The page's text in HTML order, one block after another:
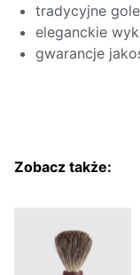
tradycyjne
eleganckie
gwarancje
Zobacz także: